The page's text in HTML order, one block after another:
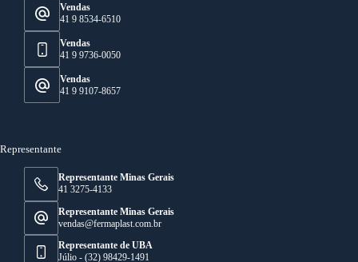
Vendas
41 9 8534-6510
Vendas
41 9 9736-0050
Vendas
41 9 9107-8657
Representante
Representante Minas Gerais
41 3275-4133
Representante Minas Gerais
vendas@fermaplast.com.br
Representante de UBA
Júlio - (32) 98429-1491